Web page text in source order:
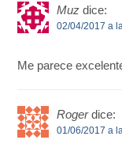
Muz dice:
02/04/2017 a
Me parece
Roger dice:
01/06/2017 a